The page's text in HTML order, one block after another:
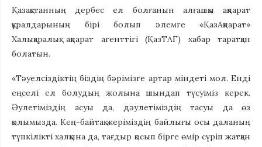
Қазақстанның дербес ел болғанын алғашқы ақпарат
құралдарының бірі болып әлемге «ҚазАқпарат»
Халықаралық ақпарат агенттігі (ҚазТАГ) хабар таратқан
болатын.
«Тәуелсіздіктің біздің бәрімізге артар міндеті мол. Енді
еңселі ел болудың жолына шындап түсуіміз керек.
Әулетіміздің асуы да, дәулетіміздің тасуы да өз
қолымызда. Кең-байтақ жеріміздің байлығы осы даланың
түпкілікті халқына да, тағдыр қосып бірге өмір сүріп жатқан